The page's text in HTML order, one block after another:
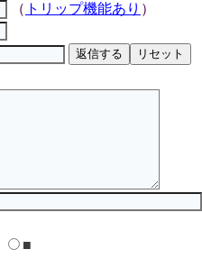
（ トリップ機能あり ）
■